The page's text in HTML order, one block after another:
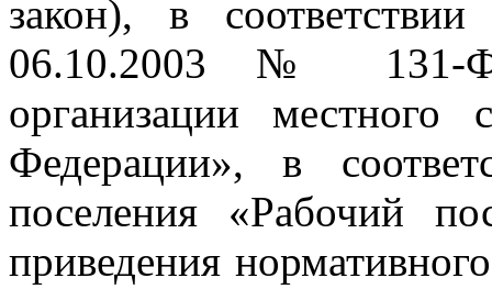
закон), в
06.10.2003 № 131-
организации местного
Федерации», в
поселения «Рабочий
приведения